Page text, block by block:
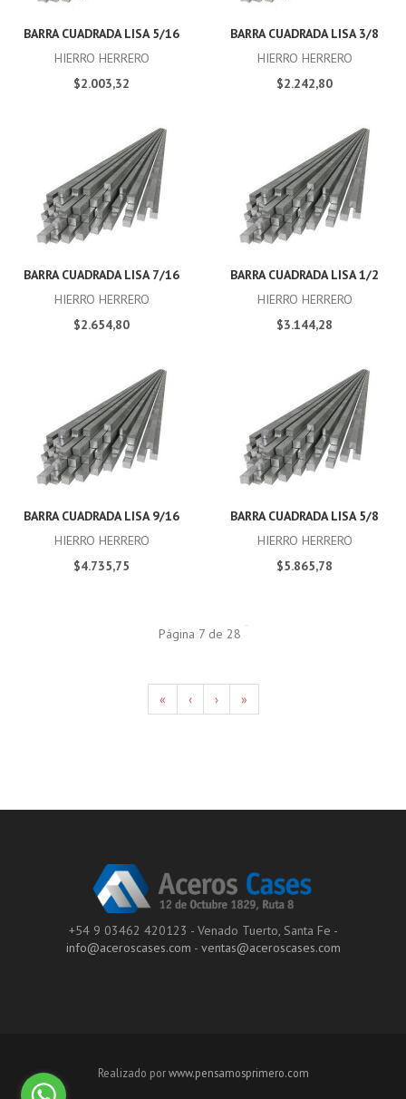
BARRA CUADRADA LISA 5/16
HIERRO HERRERO
$2.003,32
BARRA CUADRADA LISA 3/8
HIERRO HERRERO
$2.242,80
BARRA CUADRADA LISA 7/16
HIERRO HERRERO
$2.654,80
BARRA CUADRADA LISA 1/2
HIERRO HERRERO
$3.144,28
BARRA CUADRADA LISA 9/16
HIERRO HERRERO
$4.735,75
BARRA CUADRADA LISA 5/8
HIERRO HERRERO
$5.865,78
Página 7 de 28
« ‹ › »
+54 9 03462 420123 - Venado Tuerto, Santa Fe -
info@aceroscases.com - ventas@aceroscases.com
Realizado porwww.pensamosprimero.com